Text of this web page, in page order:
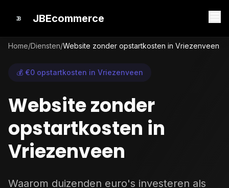
JBEcommerce
Home/Diensten/Website zonder opstartkosten in Vriezenveen
💰 €0 opstartkosten in Vriezenveen
Website zonder
opstartkosten in
Vriezenveen
Waarom duizenden euro's investeren als